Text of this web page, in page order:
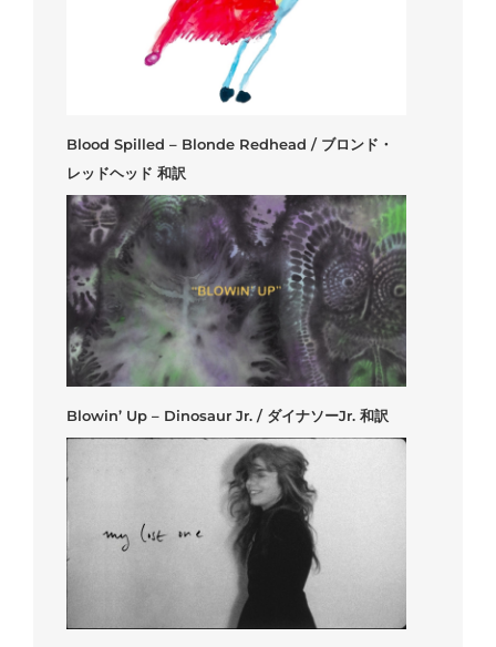
Blood Spilled – Blonde Redhead / ブロンド・
レッドヘッド 和訳
Blowin’ Up – Dinosaur Jr. / ダイナソーJr. 和訳